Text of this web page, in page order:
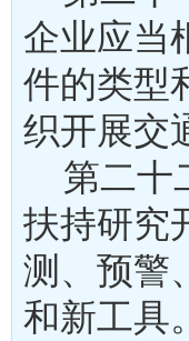
企业应当
件的类型
织开展
第二十
扶持研究
测、预警
和新工